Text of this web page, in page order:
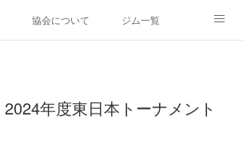
協会について ジム一覧
2024年度東日本トーナメント